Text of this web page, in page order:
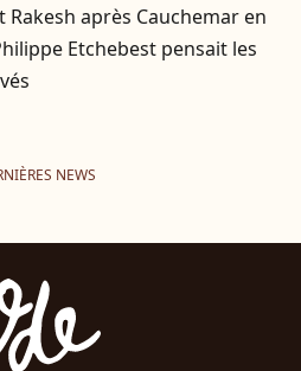
Rakesh après Cauchemar en
Etchebest pensait les
NEWS